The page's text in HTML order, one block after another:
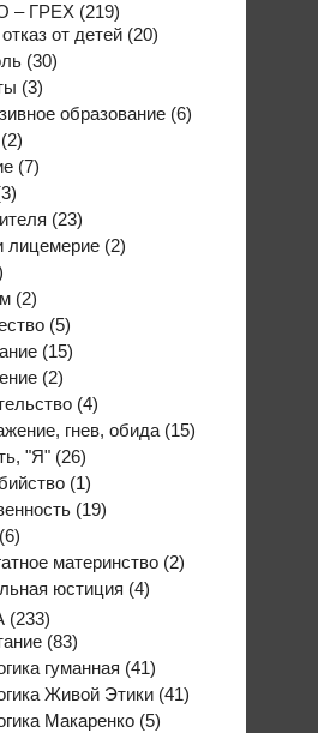
– ГРЕХ (219)
от детей (20)
(30)
(3)
образование (6)
(2)
(7)
(23)
лицемерие (2)
(2)
(5)
(15)
(2)
(4)
гнев, обида (15)
"Я" (26)
(1)
(19)
(6)
материнство (2)
юстиция (4)
(233)
(83)
гуманная (41)
Живой Этики (41)
Макаренко (5)